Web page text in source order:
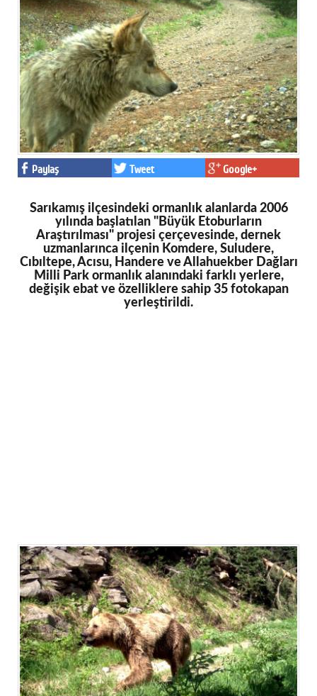
Facebook
Twitter
Google Plus
© 2026 TÜM HAKLARI SAKLIDIR
Paylaş Tweet Google+
Sarıkamış ilçesindeki ormanlık alanlarda 2006
yılında başlatılan "Büyük Etoburların
Araştırılması" projesi çerçevesinde, dernek
uzmanlarınca ilçenin Komdere, Suludere,
Cıbıltepe, Acısu, Handere ve Allahuekber Dağları
Milli Park ormanlık alanındaki farklı yerlere,
değişik ebat ve özelliklere sahip 35 fotokapan
yerleştirildi.